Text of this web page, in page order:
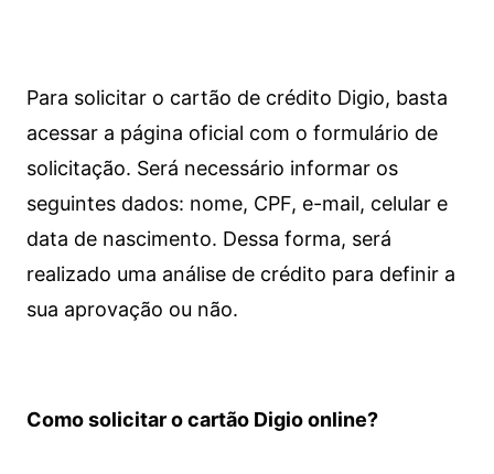
Para solicitar o cartão de crédito Digio, basta
acessar a página oficial com o formulário de
solicitação. Será necessário informar os
seguintes dados: nome, CPF, e-mail, celular e
data de nascimento. Dessa forma, será
realizado uma análise de crédito para definir a
sua aprovação ou não.
Como solicitar o cartão Digio online?